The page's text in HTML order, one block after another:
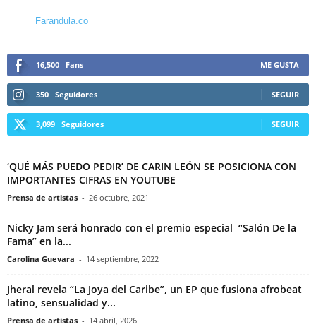
Farandula.co
16,500 Fans ME GUSTA
350 Seguidores SEGUIR
3,099 Seguidores SEGUIR
‘QUÉ MÁS PUEDO PEDIR’ DE CARIN LEÓN SE POSICIONA CON
IMPORTANTES CIFRAS EN YOUTUBE
Prensa de artistas - 26 octubre, 2021
Nicky Jam será honrado con el premio especial “Salón De la
Fama” en la...
Carolina Guevara - 14 septiembre, 2022
Jheral revela “La Joya del Caribe”, un EP que fusiona afrobeat
latino, sensualidad y...
Prensa de artistas - 14 abril, 2026